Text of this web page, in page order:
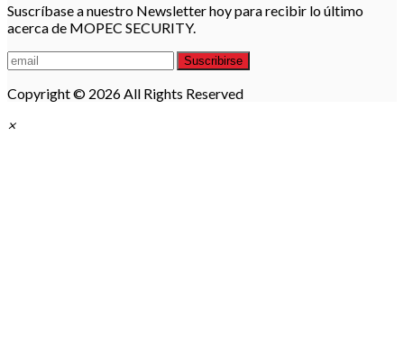
Suscríbase a nuestro Newsletter hoy para recibir lo último
acerca de MOPEC SECURITY.
Suscribirse
Copyright © 2026 All Rights Reserved
×